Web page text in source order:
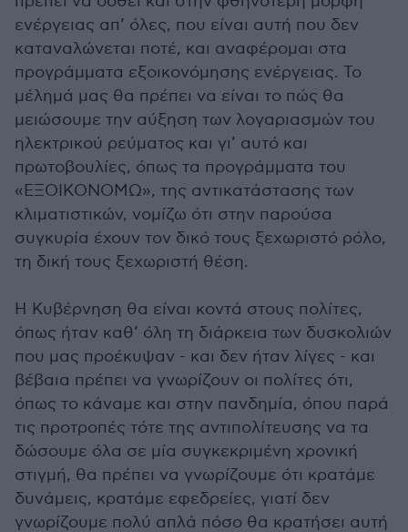
ενέργειας απ’ όλες, που είναι αυτή που δεν
καταναλώνεται ποτέ, και αναφέρομαι στα
προγράμματα εξοικονόμησης ενέργειας. Το
μέλημά μας θα πρέπει να είναι το πώς θα
μειώσουμε την αύξηση των λογαριασμών του
ηλεκτρικού ρεύματος και γι’ αυτό και
πρωτοβουλίες, όπως τα προγράμματα του
«ΕΞΟΙΚΟΝΟΜΩ», της αντικατάστασης των
κλιματιστικών, νομίζω ότι στην παρούσα
συγκυρία έχουν τον δικό τους ξεχωριστό ρόλο,
τη δική τους ξεχωριστή θέση.
Η Κυβέρνηση θα είναι κοντά στους πολίτες,
όπως ήταν καθ’ όλη τη διάρκεια των δυσκολιών
που μας προέκυψαν - και δεν ήταν λίγες - και
βέβαια πρέπει να γνωρίζουν οι πολίτες ότι,
όπως το κάναμε και στην πανδημία, όπου παρά
τις προτροπές τότε της αντιπολίτευσης να τα
δώσουμε όλα σε μία συγκεκριμένη χρονική
στιγμή, θα πρέπει να γνωρίζουμε ότι κρατάμε
δυνάμεις, κρατάμε εφεδρείες, γιατί δεν
γνωρίζουμε πολύ απλά πόσο θα κρατήσει αυτή